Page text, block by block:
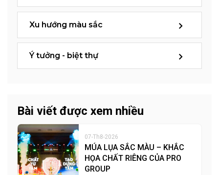
Xu hướng màu sắc
Ý tưởng - biệt thự
Bài viết được xem nhiều
07-Th8-2026
MÚA LỤA SẮC MÀU – KHẮC
HỌA CHẤT RIÊNG CỦA PRO
GROUP